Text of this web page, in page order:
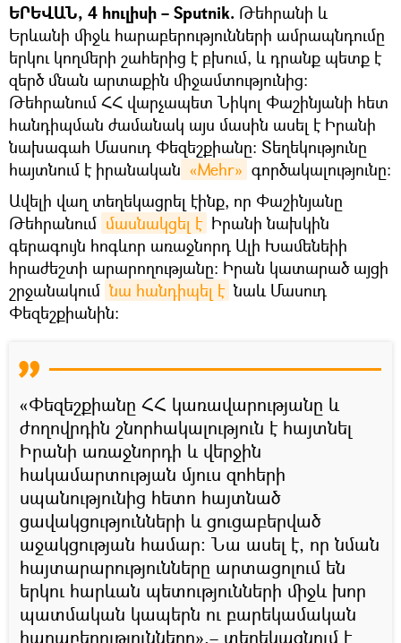
ԵՐԵՎԱՆ, 4 հուլիսի – Sputnik. Թեհրանի և
Երևանի միջև հարաբերությունների ամրապնդումը
երկու կողմերի շահերից է բխում, և դրանք պետք է
զերծ մնան արտաքին միջամտությունից։
Թեհրանում ՀՀ վարչապետ Նիկոլ Փաշինյանի հետ
հանդիպման ժամանակ այս մասին ասել է Իրանի
նախագահ Մասուդ Փեզեշքիանը։ Տեղեկությունը
հայտնում է իրանական «Mehr» գործակալությունը։
Ավելի վաղ տեղեկացրել էինք, որ Փաշինյանը
Թեհրանում մասնակցել է Իրանի նախկին
գերագույն հոգևոր առաջնորդ Ալի Խամենեիի
հրաժեշտի արարողությանը։ Իրան կատարած այցի
շրջանակում նա հանդիպել է նաև Մասուդ
Փեզեշքիանին։
«Փեզեշքիանը ՀՀ կառավարությանը և
ժողովրդին շնորհակալություն է հայտնել
Իրանի առաջնորդի և վերջին
հակամարտության մյուս զոհերի
սպանությունից հետո հայտնած
ցավակցությունների և ցուցաբերված
աջակցության համար։ Նա ասել է, որ նման
հայտարարությունները արտացոլում են
երկու հարևան պետությունների միջև խոր
պատմական կապերն ու բարեկամական
հարաբերությունները»,– տեղեկացնում է